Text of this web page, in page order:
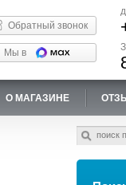
Обратный звонок
Мы в
О МАГАЗИНЕ